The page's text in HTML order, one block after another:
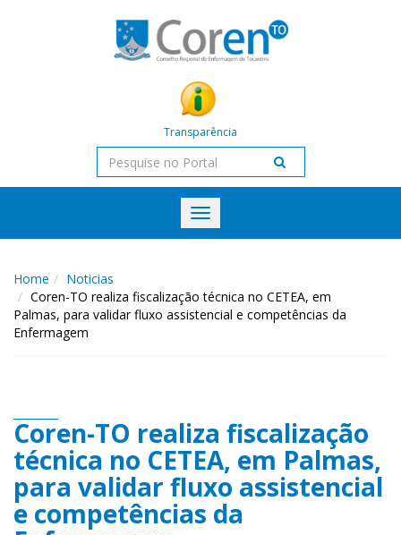
Transparência
Toggle
navigation
Home
Noticias
Coren-TO realiza fiscalização técnica no CETEA, em
Palmas, para validar fluxo assistencial e competências da
Enfermagem
Coren-TO realiza fiscalização
técnica no CETEA, em Palmas,
para validar fluxo assistencial
e competências da